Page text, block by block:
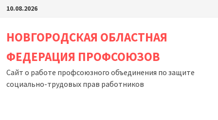
Перейти
содержимому
10.08.2026
НОВГОРОДСКАЯ ОБЛАСТНАЯ
ФЕДЕРАЦИЯ ПРОФСОЮЗОВ
Сайт о работе профсоюзного объединения по защите
социально-трудовых прав работников